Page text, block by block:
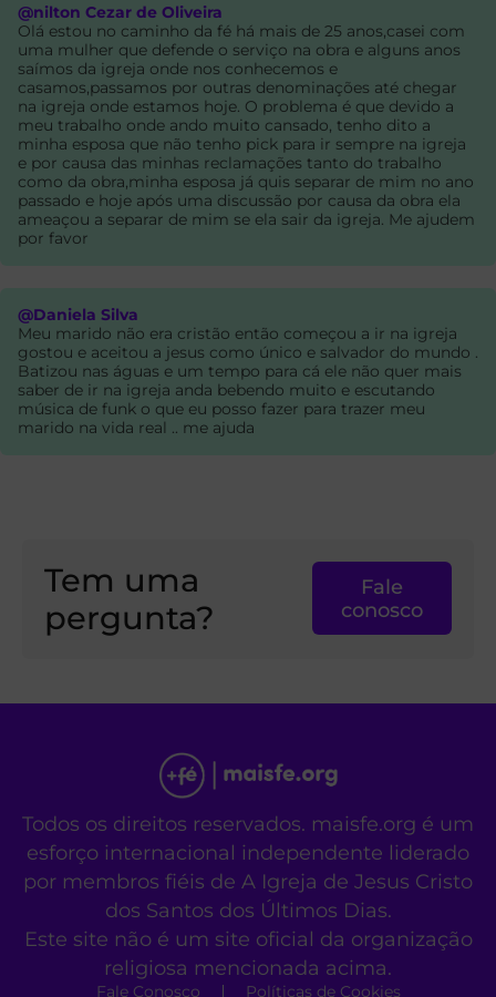
@nilton Cezar de Oliveira
Olá estou no caminho da fé há mais de 25 anos,casei com
uma mulher que defende o serviço na obra e alguns anos
saímos da igreja onde nos conhecemos e
casamos,passamos por outras denominações até chegar
na igreja onde estamos hoje. O problema é que devido a
meu trabalho onde ando muito cansado, tenho dito a
minha esposa que não tenho pick para ir sempre na igreja
e por causa das minhas reclamações tanto do trabalho
como da obra,minha esposa já quis separar de mim no ano
passado e hoje após uma discussão por causa da obra ela
ameaçou a separar de mim se ela sair da igreja. Me ajudem
por favor
@Daniela Silva
Meu marido não era cristão então começou a ir na igreja
gostou e aceitou a jesus como único e salvador do mundo .
Batizou nas águas e um tempo para cá ele não quer mais
saber de ir na igreja anda bebendo muito e escutando
música de funk o que eu posso fazer para trazer meu
marido na vida real .. me ajuda
Tem uma
pergunta?
Fale
conosco
Todos os direitos reservados. maisfe.org é um
esforço internacional independente liderado
por membros fiéis de A Igreja de Jesus Cristo
dos Santos dos Últimos Dias.
Este site não é um site oficial da organização
religiosa mencionada acima.
Fale Conosco Políticas de Cookies